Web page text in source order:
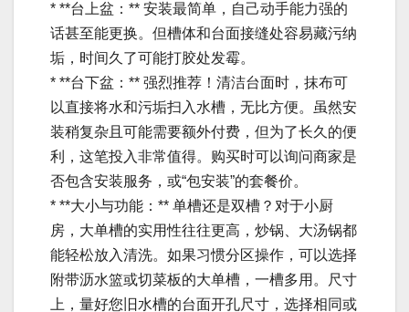
* **台上盆：** 安装最简单，自己动手能力强的
话甚至能更换。但槽体和台面接缝处容易藏污纳
垢，时间久了可能打胶处发霉。
* **台下盆：** 强烈推荐！清洁台面时，抹布可
以直接将水和污垢扫入水槽，无比方便。虽然安
装稍复杂且可能需要额外付费，但为了长久的便
利，这笔投入非常值得。购买时可以询问商家是
否包含安装服务，或“包安装”的套餐价。
* **大小与功能：** 单槽还是双槽？对于小厨
房，大单槽的实用性往往更高，炒锅、大汤锅都
能轻松放入清洗。如果习惯分区操作，可以选择
附带沥水篮或切菜板的大单槽，一槽多用。尺寸
上，量好您旧水槽的台面开孔尺寸，选择相同或